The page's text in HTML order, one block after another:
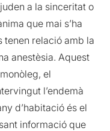
a la sinceritat o
que mai s’ha
tenen relació amb la
anestèsia. Aquest
el
l’endemà
d’habitació és el
informació que